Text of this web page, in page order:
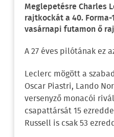
Meglepetésre Charles
rajtkockát a 40.
vasárnapi futamon ő
A 27 éves pilótának ez
Leclerc mögött a
Oscar Piastri, Lando
versenyző monacói
csapattársát 15
Russell is csak 53